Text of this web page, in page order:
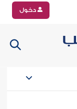
دخول